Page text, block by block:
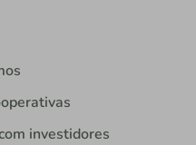
investidores